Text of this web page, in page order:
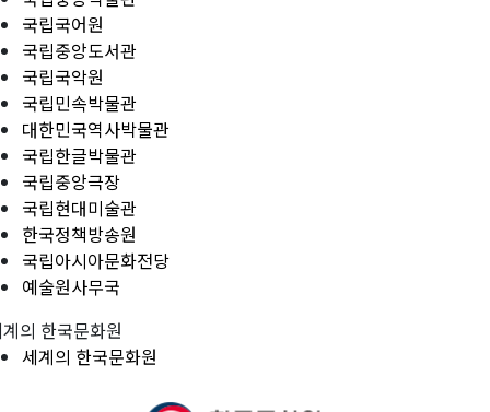
국립국어원
국립중앙도서관
국립국악원
국립민속박물관
대한민국역사박물관
국립한글박물관
국립중앙극장
국립현대미술관
한국정책방송원
국립아시아문화전당
예술원사무국
의 한국문화원
세계의 한국문화원